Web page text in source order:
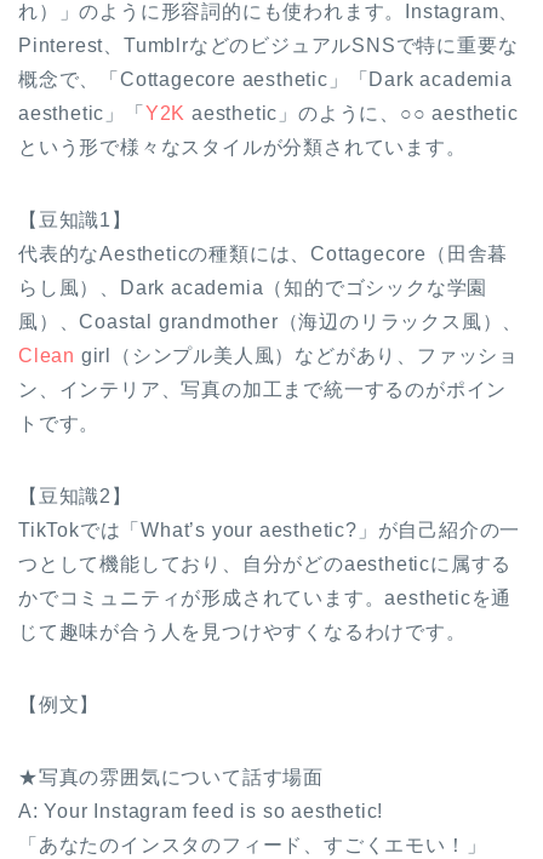
れ）」のように形容詞的にも使われます。Instagram、
Pinterest、TumblrなどのビジュアルSNSで特に重要な
概念で、「Cottagecore aesthetic」「Dark academia
aesthetic」「 Y2K aesthetic」のように、○○ aesthetic
という形で様々なスタイルが分類されています。
【豆知識1】
代表的なAestheticの種類には、Cottagecore（田舎暮
らし風）、Dark academia（知的でゴシックな学園
風）、Coastal grandmother（海辺のリラックス風）、
Clean girl（シンプル美人風）などがあり、ファッショ
ン、インテリア、写真の加工まで統一するのがポイン
トです。
【豆知識2】
TikTokでは「What’s your aesthetic?」が自己紹介の一
つとして機能しており、自分がどのaestheticに属する
かでコミュニティが形成されています。aestheticを通
じて趣味が合う人を見つけやすくなるわけです。
【例文】
★写真の雰囲気について話す場面
A: Your Instagram feed is so aesthetic!
「あなたのインスタのフィード、すごくエモい！」